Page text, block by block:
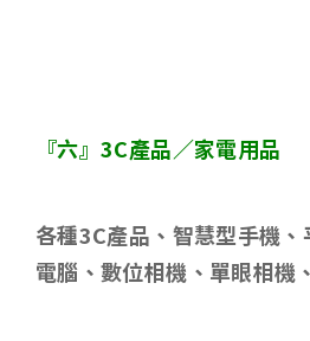
『六』3C產品／家電用品
各種3C產品、智慧型手機
電腦、數位相機、單眼相機